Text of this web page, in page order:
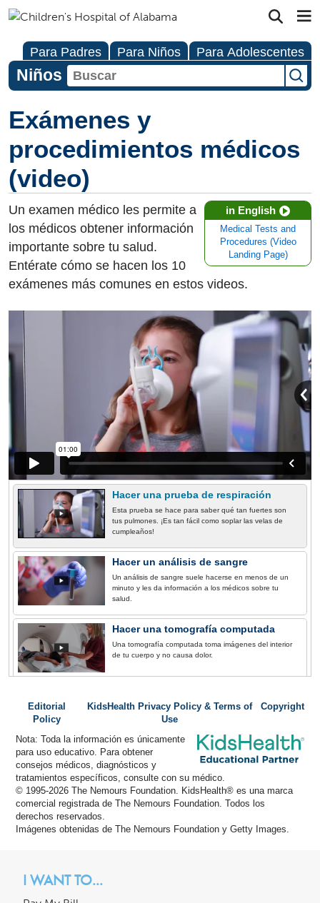
Para Padres Para Niños Para Adolescentes
Niños
Exámenes y
procedimientos médicos
(video)
in English
Medical Tests and
Procedures (Video
Landing Page)
Un examen médico les permite a
los médicos obtener información
importante sobre tu salud.
Entérate cómo se hacen los 10
exámenes más comunes en estos videos.
Hacer una prueba de respiración
Esta prueba se hace para saber qué tan fuertes son
tus pulmones. ¡Es tan fácil como soplar las velas de
cumpleaños!
Hacer un análisis de sangre
Un análisis de sangre suele hacerse en menos de un
minuto y les da información a los médicos sobre tu
salud.
Hacer una tomografía computada
Una tomografía computada toma imágenes del interior
de tu cuerpo y no causa dolor.
Editorial
Policy
KidsHealth Privacy Policy & Terms of
Use
Copyright
Nota: Toda la información es únicamente
para uso educativo. Para obtener
consejos médicos, diagnósticos y
tratamientos específicos, consulte con su médico.
© 1995-2026 The Nemours Foundation. KidsHealth® es una marca
comercial registrada de The Nemours Foundation. Todos los
derechos reservados.
Imágenes obtenidas de The Nemours Foundation y Getty Images.
I WANT TO...